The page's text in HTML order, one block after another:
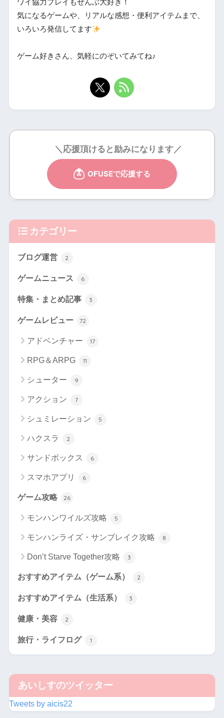
ワイ協力プレイもぜんぶ大好き！
気になるゲームや、リアルな感想・便利アイテムまで、
いろいろ発信してます
ゲーム好きさん、気軽にのぞいてみてね♪
＼応援頂けると励みになります／
カテゴリー
ブログ運営 2
ゲームニュース 6
特集・まとめ記事 3
ゲームレビュー 72
アドベンチャー 17
RPG＆ARPG 11
シューター 9
アクション 7
シュミレーション 5
ハクスラ 2
サンドボックス 6
スマホアプリ 6
ゲーム攻略 26
モンハンワイルズ攻略 5
モンハンライズ・サンブレイク攻略 8
Don’t Starve Together攻略 3
おすすめアイテム（ゲーム系） 2
おすすめアイテム（生活系） 3
健康・美容 2
旅行・ライフログ 1
あいしすのツイッター
Tweets by aicis22